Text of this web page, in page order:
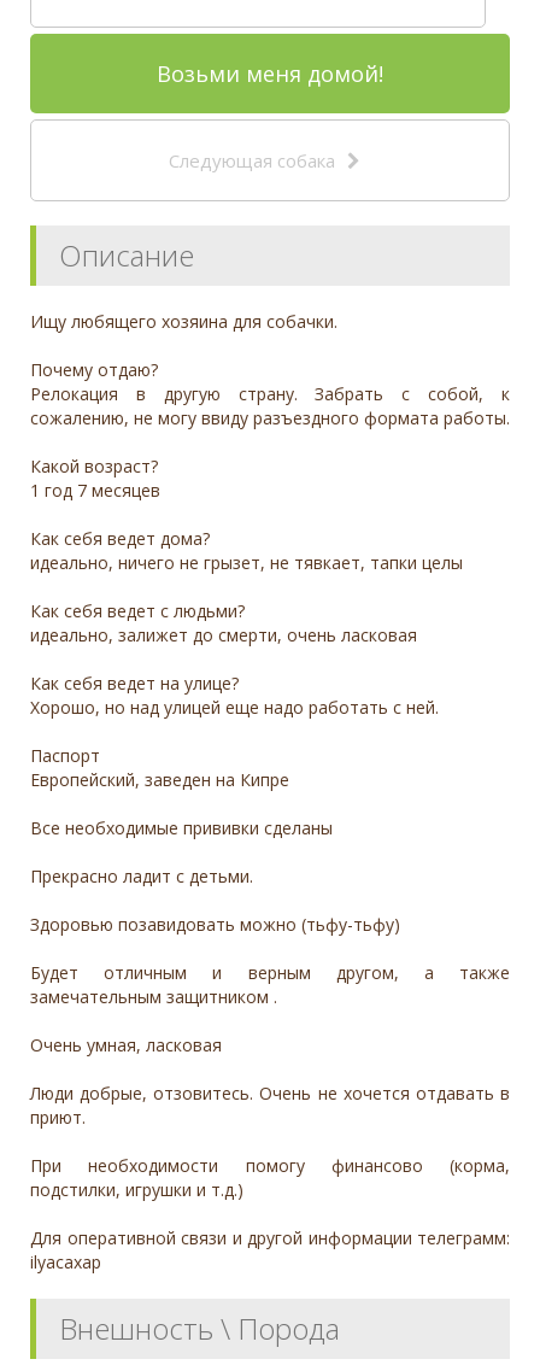
Возьми меня домой!
Следующая собака
Описание
Ищу любящего хозяина для собачки.
Почему отдаю?
Релокация в другую страну. Забрать с собой, к
сожалению, не могу ввиду разъездного формата работы.
Какой возраст?
1 год 7 месяцев
Как себя ведет дома?
идеально, ничего не грызет, не тявкает, тапки целы
Как себя ведет с людьми?
идеально, залижет до смерти, очень ласковая
Как себя ведет на улице?
Хорошо, но над улицей еще надо работать с ней.
Паспорт
Европейский, заведен на Кипре
Все необходимые прививки сделаны
Прекрасно ладит с детьми.
Здоровью позавидовать можно (тьфу-тьфу)
Будет отличным и верным другом, а также
замечательным защитником .
Очень умная, ласковая
Люди добрые, отзовитесь. Очень не хочется отдавать в
приют.
При необходимости помогу финансово (корма,
подстилки, игрушки и т.д.)
Для оперативной связи и другой информации телеграмм:
ilyacaxap
Внешность \ Порода